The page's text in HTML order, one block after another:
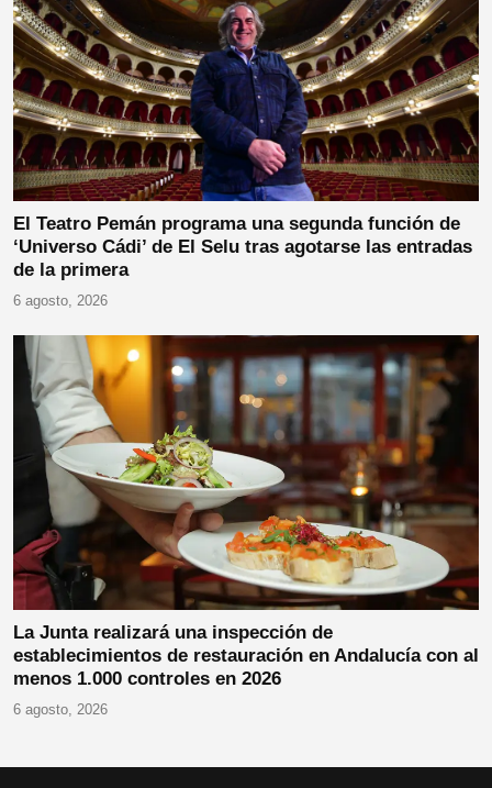
El Teatro Pemán programa una segunda función de
‘Universo Cádi’ de El Selu tras agotarse las entradas
de la primera
6 agosto, 2026
La Junta realizará una inspección de
establecimientos de restauración en Andalucía con al
menos 1.000 controles en 2026
6 agosto, 2026